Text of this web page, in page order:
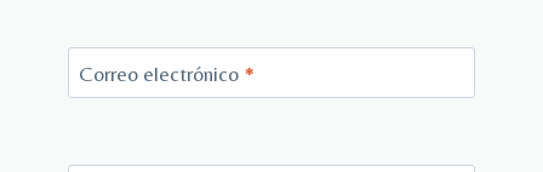
Correo electrónico *